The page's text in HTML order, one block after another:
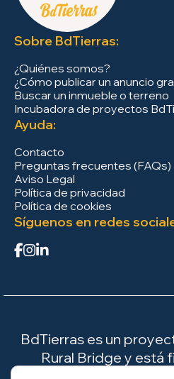
Sobre BdTierras:
¿Quiénes somos?
¿Cómo publicar un anuncio
Buscar un inmueble o terreno
Incubadora de proyectos
Ayuda:
Contacto
Preguntas frecuentes (FAQs)
Aviso Legal
Política de privacidad
Política de cookies
Síguenos en redes
BdTierras es un
Rural Bridge y está